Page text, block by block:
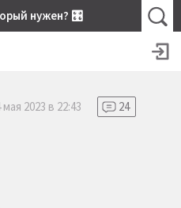
нужен? 🎛
мая 2023 в 22:43
24